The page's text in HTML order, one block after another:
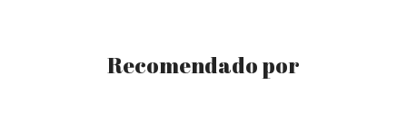
Recomendado por